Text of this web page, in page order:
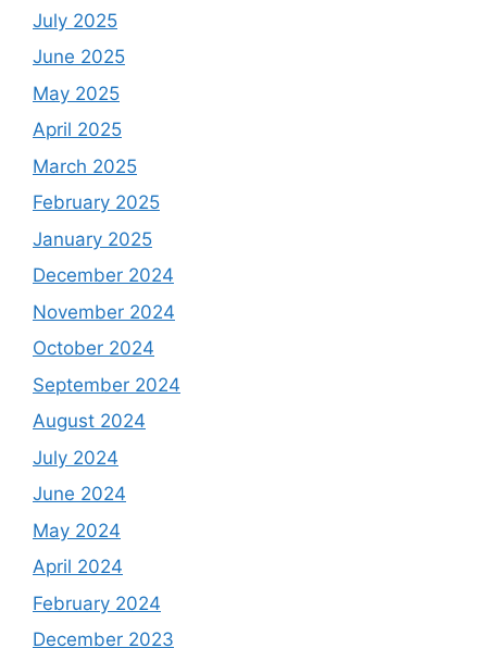
July 2025
June 2025
May 2025
April 2025
March 2025
February 2025
January 2025
December 2024
November 2024
October 2024
September 2024
August 2024
July 2024
June 2024
May 2024
April 2024
February 2024
December 2023